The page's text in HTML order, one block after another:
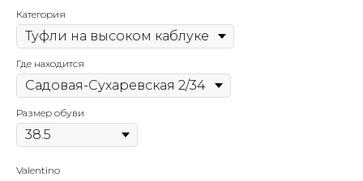
Категория
Где находится
Размер обуви
Valentino